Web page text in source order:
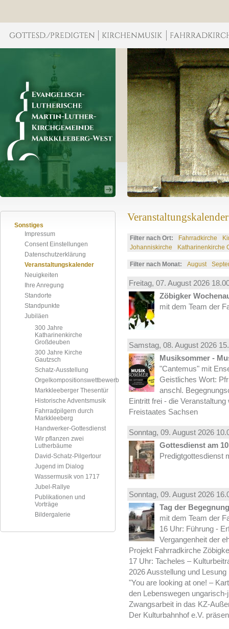
Sonstiges
Impressum
Consent Einstellungen
Datenschutzerklärung
Veranstaltungskalender
Neuigkeiten
Ihre Anregung
Standorte
Standpunkte
Jubiläen
300 Jahre
Katharinenkirche
Großdeuben
300 Jahre Kirche
Gautzsch
Schatz-Ausstellung
Orgelkompositionswettbewerb
Markkleeberger Thesentür
Historische Adventsmusik
Fahrradpilgern durch
Markkleeberg
Handwerker-Gottesdienst
Wir pflanzen zwei
Lutherbäume
David-Schatz-Pilgertour
Jugend im Dialog
Wassermusik von 1717
Jubel-Rallye
Publikationen und
Vorträge
Bildergalerie
Veranstaltungskalender
Filter nach Ort: Fahrradkirche
Johanniskirche
Katharinenkirche
Filter nach Monat: August
Freitag, 07. August 2026
Zöbigker
mit dem Team der
Samstag, 08. August 2026
Musiksommer -
"Cantemus" mit
Geistliches Wort:
anschl.
Eintritt frei - die
Freistaates Sachsen
Sonntag, 09. August 2026
Gottesdienst am
Predigtgottesdienst
Sonntag, 09. August 2026
Tag der
mit dem Team der
16 Uhr: Führung -
Vergangenheit der
Projekt Fahrradkirche
17 Uhr: Tacheles –
2026 Ausstellung und Lesung
"You are looking at one! –
den Lebenswegen
Zwangsarbeit in das KZ-
Der Kulturbahnhof e.V.